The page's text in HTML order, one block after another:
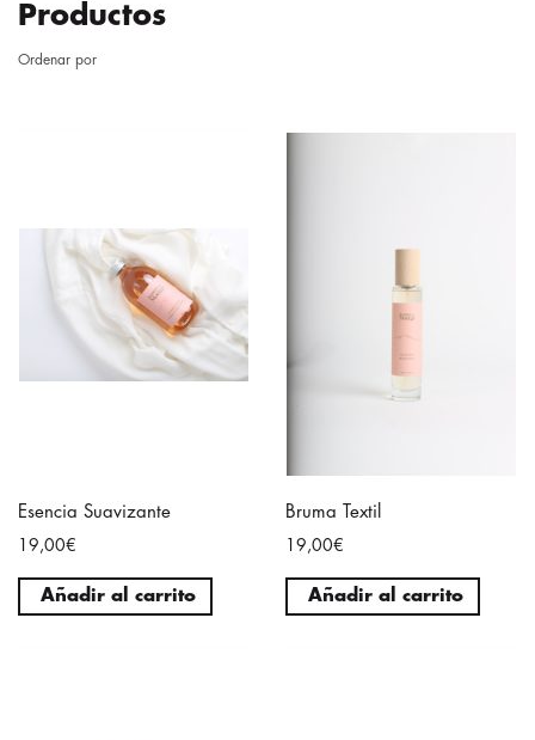
Productos
Ordenar por
Esencia Suavizante
19,00€
Añadir al carrito
Bruma Textil
19,00€
Añadir al carrito